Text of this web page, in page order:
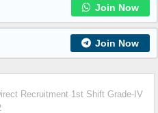
Join Now
Join Now
Recruitment 1st Shift Grade-IV